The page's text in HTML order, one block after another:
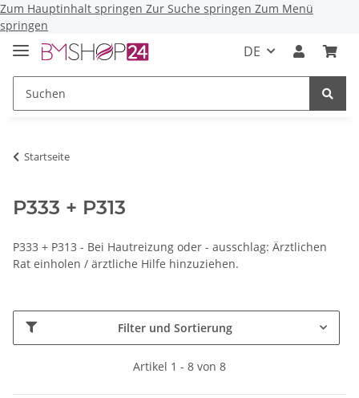
Zum Hauptinhalt springen Zur Suche springen Zum Menü
springen
DE
Startseite
P333 + P313
P333 + P313 - Bei Hautreizung oder - ausschlag: Ärztlichen
Rat einholen / ärztliche Hilfe hinzuziehen.
Filter und Sortierung
Artikel 1 - 8 von 8